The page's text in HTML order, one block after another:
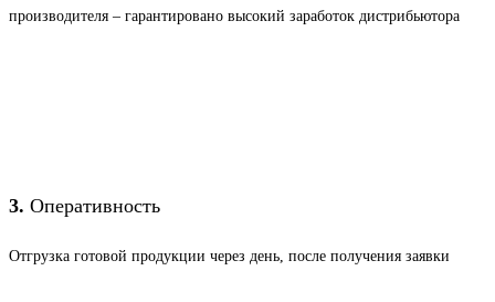
производителя – гарантировано высокий заработок дистрибьютора
3. Оперативность
Отгрузка готовой продукции через день, после получения заявки